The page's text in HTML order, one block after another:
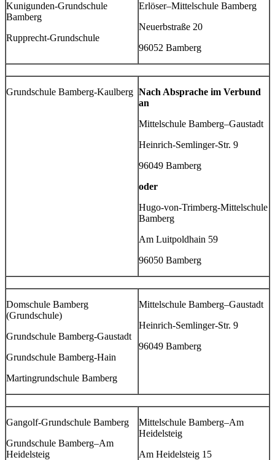
Kunigunden-Grundschule
Bamberg
Rupprecht-Grundschule
Erlöser–Mittelschule Bamberg
Neuerbstraße 20
96052 Bamberg
Grundschule Bamberg-Kaulberg Nach Absprache im Verbund
an
Mittelschule Bamberg–Gaustadt
Heinrich-Semlinger-Str. 9
96049 Bamberg
oder
Hugo-von-Trimberg-Mittelschule
Bamberg
Am Luitpoldhain 59
96050 Bamberg
Domschule Bamberg
(Grundschule)
Grundschule Bamberg-Gaustadt
Grundschule Bamberg-Hain
Martingrundschule Bamberg
Mittelschule Bamberg–Gaustadt
Heinrich-Semlinger-Str. 9
96049 Bamberg
Gangolf-Grundschule Bamberg
Grundschule Bamberg–Am
Heidelsteig
Mittelschule Bamberg–Am
Heidelsteig
Am Heidelsteig 15